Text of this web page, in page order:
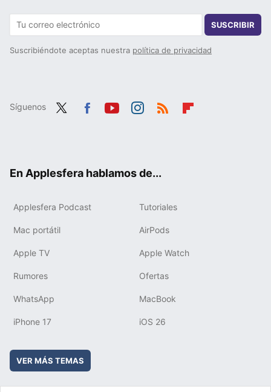
SUSCRIBIR
Suscribiéndote aceptas nuestra política de privacidad
Síguenos
En Applesfera hablamos de...
Applesfera Podcast Tutoriales
Mac portátil AirPods
Apple TV Apple Watch
Rumores Ofertas
WhatsApp MacBook
iPhone 17 iOS 26
VER MÁS TEMAS